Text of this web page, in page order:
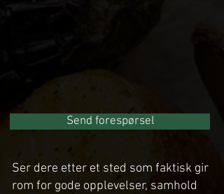
Send forespørsel
Ser dere etter et sted som faktisk gir
rom for gode opplevelser, samhold